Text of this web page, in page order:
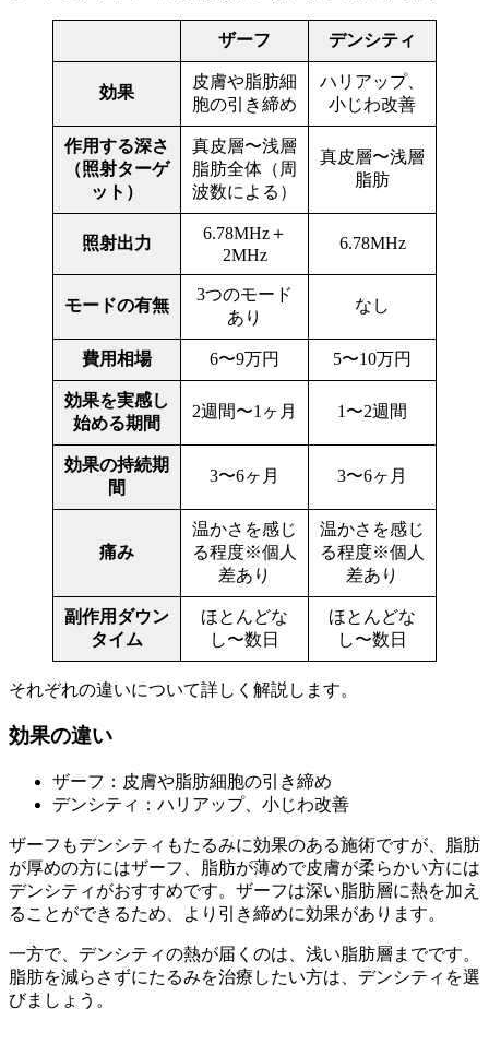
ザーフ デンシティ
効果
皮膚や脂肪細
胞の引き締め
ハリアップ、
小じわ改善
作用する深さ
（照射ターゲ
ット）
真皮層〜浅層
脂肪全体（周
波数による）
真皮層〜浅層
脂肪
照射出力
6.78MHz＋
2MHz
6.78MHz
モードの有無
3つのモード
あり
なし
費用相場 6〜9万円 5〜10万円
効果を実感し
始める期間
2週間〜1ヶ月 1〜2週間
効果の持続期
間
3〜6ヶ月 3〜6ヶ月
痛み
温かさを感じ
る程度※個人
差あり
温かさを感じ
る程度※個人
差あり
副作用ダウン
タイム
ほとんどな
し〜数日
ほとんどな
し〜数日
それぞれの違いについて詳しく解説します。
効果の違い
ザーフ：皮膚や脂肪細胞の引き締め
デンシティ：ハリアップ、小じわ改善
ザーフもデンシティもたるみに効果のある施術ですが、脂肪
が厚めの方にはザーフ、脂肪が薄めで皮膚が柔らかい方には
デンシティがおすすめです。ザーフは深い脂肪層に熱を加え
ることができるため、より引き締めに効果があります。
一方で、デンシティの熱が届くのは、浅い脂肪層までです。
脂肪を減らさずにたるみを治療したい方は、デンシティを選
びましょう。